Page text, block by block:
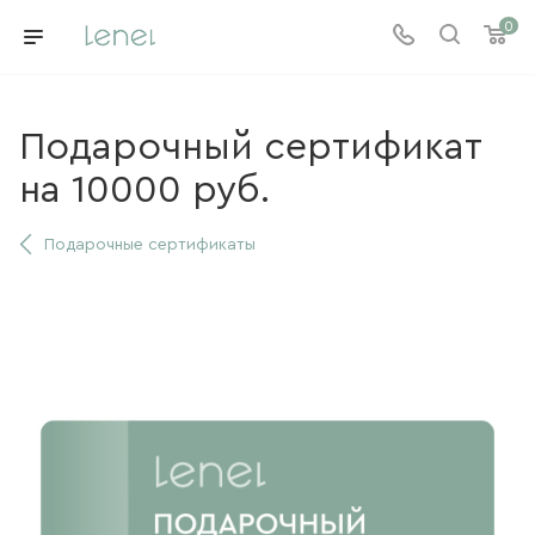
0
Подарочный сертификат
на 10000 руб.
Подарочные сертификаты